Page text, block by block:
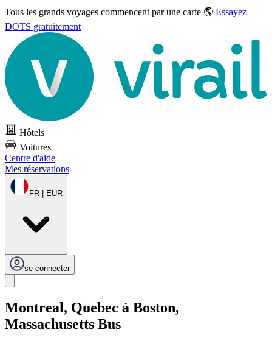
Tous les grands voyages commencent par une carte 🌎 Essayez
DOTS gratuitement
Hôtels
Voitures
Centre d'aide
Mes réservations
FR | EUR
se connecter
Montreal, Quebec à Boston,
Massachusetts Bus